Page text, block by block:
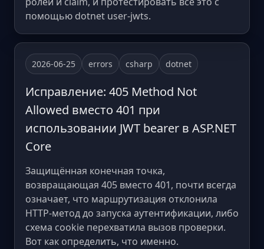
помощью dotnet user-jwts.
2026-06-25 errors csharp dotnet
Исправление: 405 Method Not
Allowed вместо 401 при
использовании JWT bearer в ASP.NET
Core
Защищённая конечная точка,
возвращающая 405 вместо 401, почти всегда
означает, что маршрутизация отклонила
HTTP-метод до запуска аутентификации, либо
схема cookie перехватила вызов проверки.
Вот как определить, что именно.